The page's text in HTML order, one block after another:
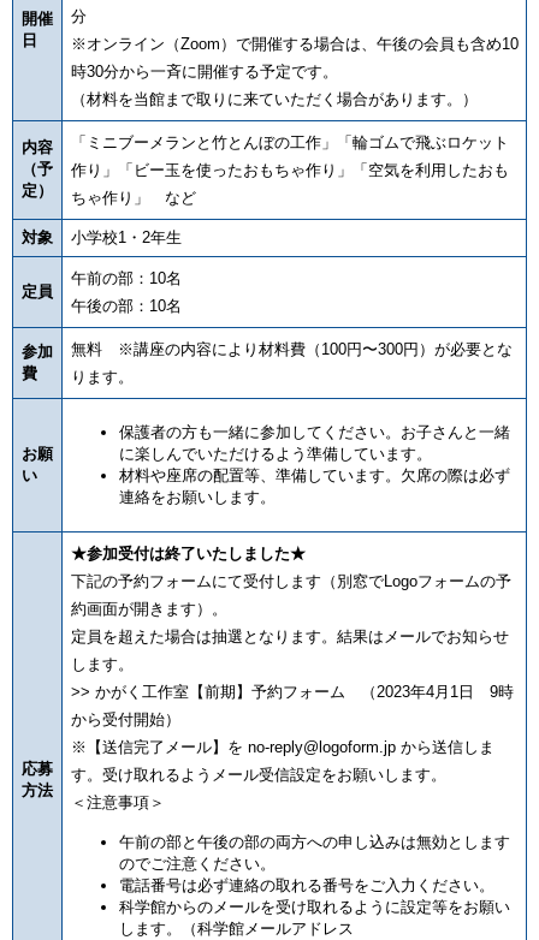
開催
日
分
※オンライン（Zoom）で開催する場合は、午後の会員も含め10
時30分から一斉に開催する予定です。
（材料を当館まで取りに来ていただく場合があります。）
内容
（予
定）
「ミニブーメランと竹とんぼの工作」「輪ゴムで飛ぶロケット
作り」「ビー玉を使ったおもちゃ作り」「空気を利用したおも
ちゃ作り」 など
対象 小学校1・2年生
定員
午前の部：10名
午後の部：10名
参加
費
無料 ※講座の内容により材料費（100円〜300円）が必要とな
ります。
お願
い
保護者の方も一緒に参加してください。お子さんと一緒
に楽しんでいただけるよう準備しています。
材料や座席の配置等、準備しています。欠席の際は必ず
連絡をお願いします。
応募
方法
★参加受付は終了いたしました★
下記の予約フォームにて受付します（別窓でLogoフォームの予
約画面が開きます）。
定員を超えた場合は抽選となります。結果はメールでお知らせ
します。
>> かがく工作室【前期】予約フォーム （2023年4月1日 9時
から受付開始）
※【送信完了メール】を no-reply@logoform.jp から送信しま
す。受け取れるようメール受信設定をお願いします。
＜注意事項＞
午前の部と午後の部の両方への申し込みは無効とします
のでご注意ください。
電話番号は必ず連絡の取れる番号をご入力ください。
科学館からのメールを受け取れるように設定等をお願い
します。（科学館メールアドレス